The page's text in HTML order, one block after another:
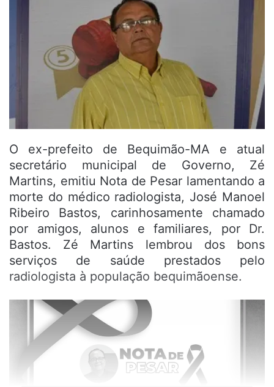
O ex-prefeito de Bequimão-MA e atual
secretário municipal de Governo, Zé
Martins, emitiu Nota de Pesar lamentando a
morte do médico radiologista, José Manoel
Ribeiro Bastos, carinhosamente chamado
por amigos, alunos e familiares, por Dr.
Bastos. Zé Martins lembrou dos bons
serviços de saúde prestados pelo
radiologista à população bequimãoense.